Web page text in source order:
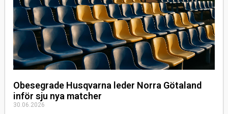
Obesegrade Husqvarna leder Norra Götaland
inför sju nya matcher
30.06.2026